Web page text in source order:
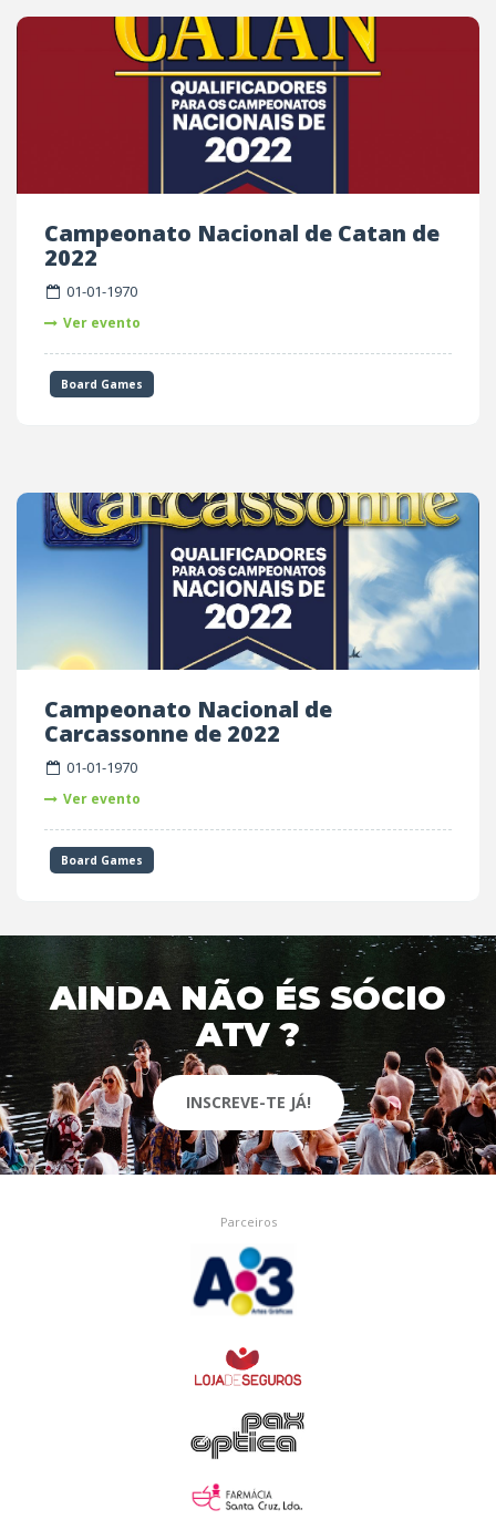
Campeonato Nacional de Catan de
2022
01-01-1970
Ver evento
Board Games
Campeonato Nacional de
Carcassonne de 2022
01-01-1970
Ver evento
Board Games
AINDA NÃO ÉS SÓCIO
ATV ?
INSCREVE-TE JÁ!
Parceiros